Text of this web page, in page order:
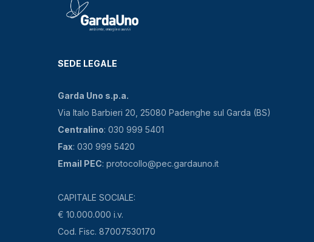
SEDE LEGALE
Garda Uno s.p.a.
Via Italo Barbieri 20, 25080 Padenghe sul Garda (BS)
Centralino: 030 999 5401
Fax: 030 999 5420
Email PEC: protocollo@pec.gardauno.it
CAPITALE SOCIALE:
€ 10.000.000 i.v.
Cod. Fisc. 87007530170